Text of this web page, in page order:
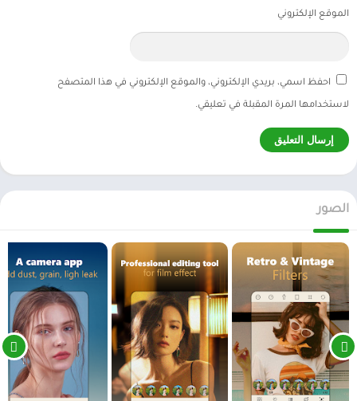
الموقع الإلكتروني
احفظ اسمي، بريدي الإلكتروني، والموقع الإلكتروني في هذا المتصفح
لاستخدامها المرة المقبلة في تعليقي.
الصور